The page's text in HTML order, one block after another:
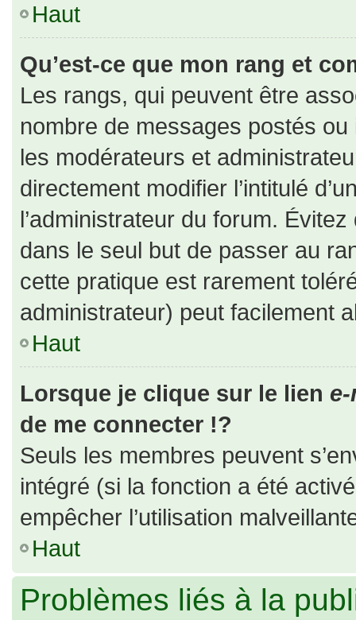
Haut
Qu’est-ce que mon rang et
Les rangs, qui peuvent être
nombre de messages postés
les modérateurs et
directement modifier l’intitulé
l’administrateur du forum.
dans le seul but de passer au
cette pratique est rarement
administrateur) peut facilement
Haut
Lorsque je clique sur le lien
de me connecter !?
Seuls les membres peuvent
intégré (si la fonction a été
empêcher l’utilisation
Haut
Problèmes liés à la